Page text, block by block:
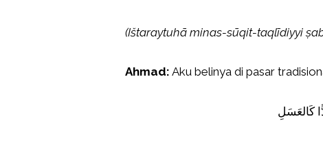
(Ištaraytuhā minas-sūqit-taqlīdiyyi
Ahmad: Aku belinya di pasar
كَالعَسَلِ